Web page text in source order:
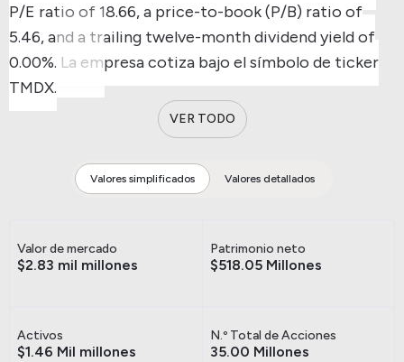
P/E ratio of 18.66, a price-to-book (P/B) ratio of
5.46, and a trailing twelve-month dividend yield of
0.00%. La empresa cotiza bajo el símbolo de ticker
TMDX.
VER TODO
Valores simplificados Valores detallados
Valor de mercado
$2.83 mil millones
Patrimonio neto
$518.05 Millones
Activos
$1.46 Mil millones
N.º Total de Acciones
35.00 Millones